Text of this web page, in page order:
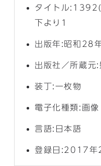
タイトル
下より1
出版年:昭和28
出版社／所蔵元
装丁:一枚物
電子化種類:画像
言語:日本語
登録日:2017年